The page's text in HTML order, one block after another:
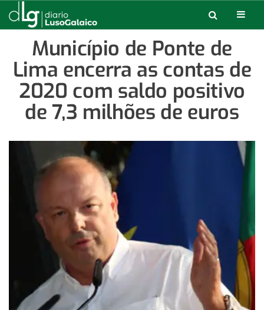
Município de Ponte de
Lima encerra as contas de
2020 com saldo positivo
de 7,3 milhões de euros